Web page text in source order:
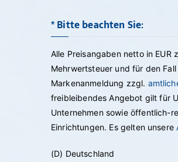
* Bitte beachten Sie:
Alle Preisangaben netto in EUR
Mehrwertsteuer und für den
Markenanmeldung zzgl.
freibleibendes Angebot gilt für
Unternehmen sowie öffentlich-
Einrichtungen. Es gelten unsere
(D) Deutschland